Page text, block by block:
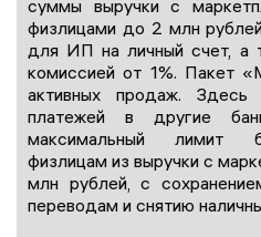
суммы выручки с
физлицами до 2 млн
для ИП на личный счет, а
комиссией от 1%. Пакет
активных продаж. Здесь
платежей в другие
максимальный лимит
физлицам из выручки с
млн рублей, с
переводам и снятию